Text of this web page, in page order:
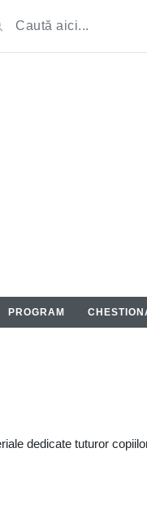
PROGRAM
dedicate tuturor